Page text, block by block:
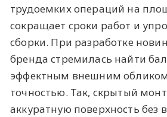
трудоемких операций на
сокращает сроки работ и
сборки. При разработке
бренда стремилась найти
эффектным внешним
точностью. Так, скрытый
аккуратную поверхность без